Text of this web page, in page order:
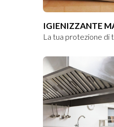
IGIENIZZANTE
La tua protezione di